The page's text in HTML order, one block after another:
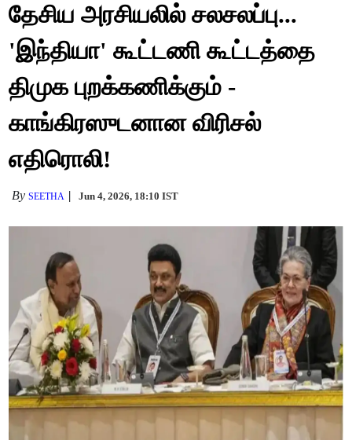
தேசிய அரசியலில் சலசலப்பு...
'இந்தியா' கூட்டணி கூட்டத்தை
திமுக புறக்கணிக்கும் -
காங்கிரஸுடனான விரிசல்
எதிரொலி!
BySEETHA Jun 4, 2026, 18:10 IST